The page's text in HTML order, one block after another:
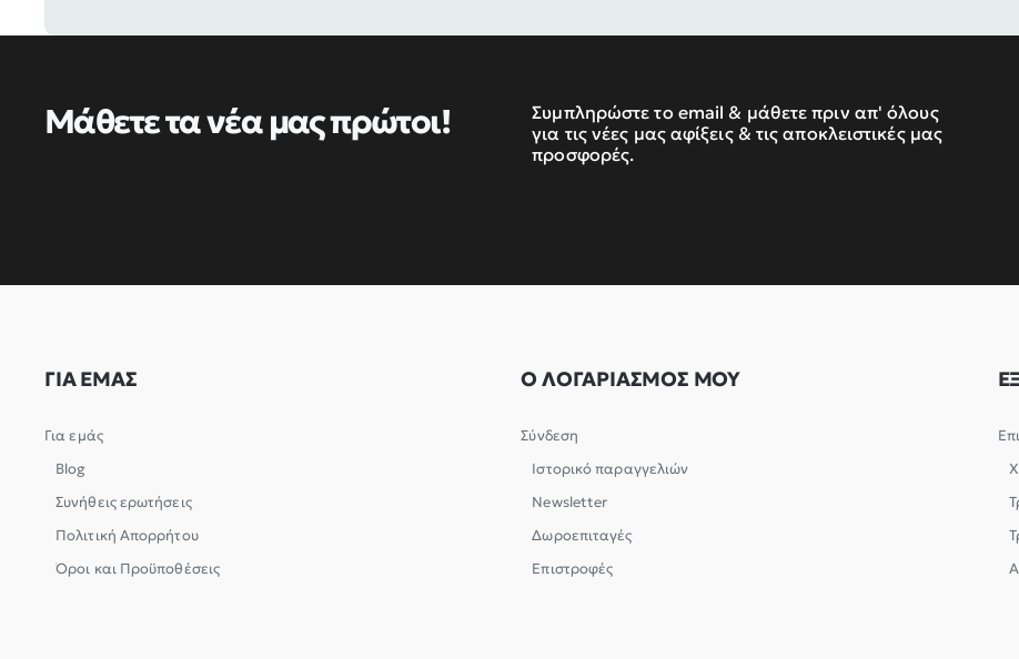
Μάθετε τα νέα μας πρώτοι!
Συμπληρώστε το email & μάθετε πριν απ' όλους
για τις νέες μας αφίξεις & τις αποκλειστικές μας
προσφορές.
ΓΙΑ ΕΜΑΣ
Για εμάς
Blog
Συνήθεις ερωτήσεις
Πολιτική Απορρήτου
Όροι και Προϋποθέσεις
Ο ΛΟΓΑΡΙΑΣΜΟΣ ΜΟΥ
Σύνδεση
Ιστορικό παραγγελιών
Newsletter
Δωροεπιταγές
Επιστροφές